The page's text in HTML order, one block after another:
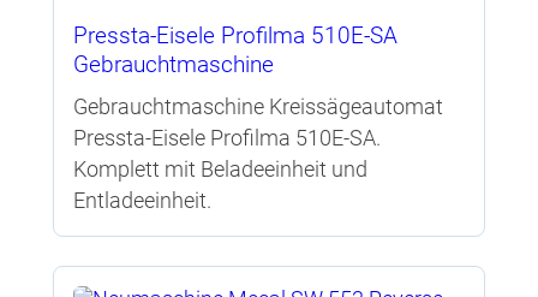
Pressta-Eisele Profilma 510E-SA
Gebrauchtmaschine
Gebrauchtmaschine Kreissägeautomat
Pressta-Eisele Profilma 510E-SA.
Komplett mit Beladeeinheit und
Entladeeinheit.